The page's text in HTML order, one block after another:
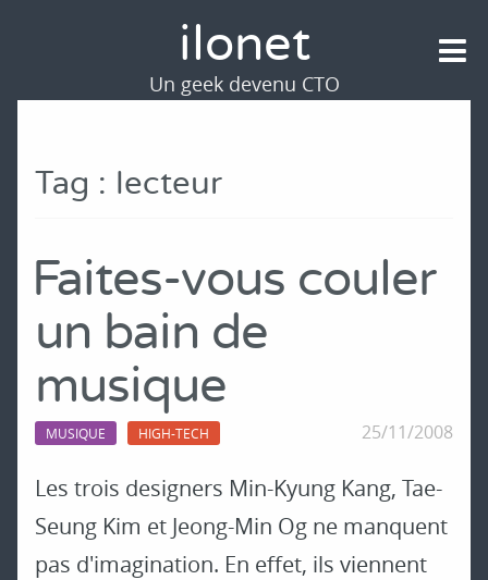
Tag : lecteur
Faites-vous couler
un bain de
musique
MUSIQUE HIGH-TECH 25/11/2008
Les trois designers Min-Kyung Kang, Tae-
Seung Kim et Jeong-Min Og ne manquent
pas d'imagination. En effet, ils viennent
ilonet
Un geek devenu CTO